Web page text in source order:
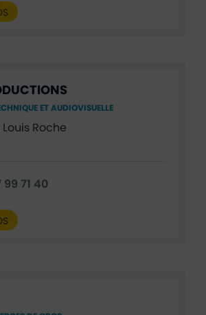
ET AUDIOVISUELLE
Louis Roche
99 71 40